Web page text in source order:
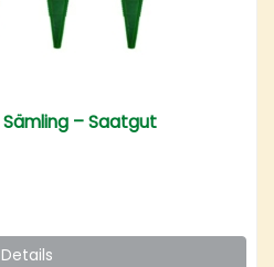
– Saatgut
Details